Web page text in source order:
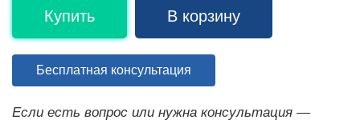
Купить В корзину
Бесплатная консультация
Если есть вопрос или нужна консультация —